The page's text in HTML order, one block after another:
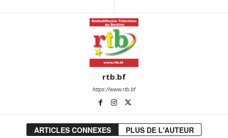
rtb.bf
https://www.rtb.bf
ARTICLES CONNEXES PLUS DE L'AUTEUR